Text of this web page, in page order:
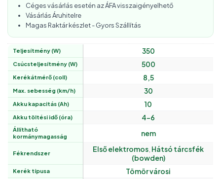
Céges vásárlás esetén az ÁFA visszaigényelhető
Vásárlás Áruhitelre
Magas Raktár készlet - Gyors Szállítás
Teljesítmény (W) 350
Csúcsteljesítmény (W) 500
Kerékátmérő (coll) 8,5
Max. sebesség (km/h) 30
Akku kapacitás (Ah) 10
Akku töltési idő (óra) 4-6
Állítható
kormánymagasság
nem
Fékrendszer Első elektromos Hátsó tárcsfék
(bowden)
Kerék típusa Tömör városi